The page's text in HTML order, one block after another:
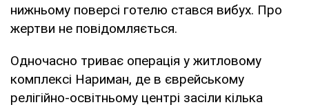
нижньому поверсі готелю стався вибух. Про
жертви не повідомляється.
Одночасно триває операція у житловому
комплексі Нариман, де в єврейському
релігійно-освітньому центрі засіли кілька